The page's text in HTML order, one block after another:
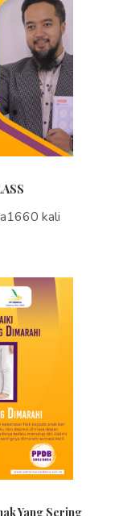
kali
Yang Sering